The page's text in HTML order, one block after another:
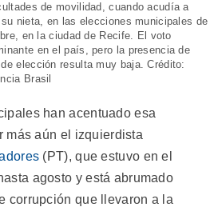
de movilidad, cuando acudía a
nieta, en las elecciones municipales de
en la ciudad de Recife. El voto
en el país, pero la presencia de
elección resulta muy baja. Crédito:
Brasil
han acentuado esa
más aún el izquierdista
(PT), que estuvo en el
agosto y está abrumado
corrupción que llevaron a la